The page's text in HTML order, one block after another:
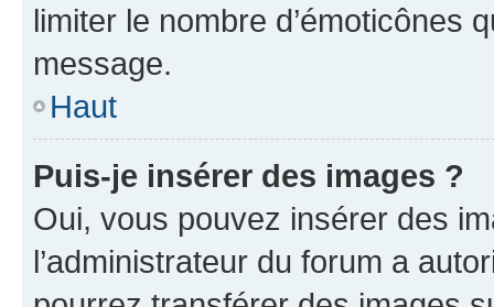
limiter le nombre d’émoticônes
message.
Haut
Puis-je insérer des images ?
Oui, vous pouvez insérer des
l’administrateur du forum a